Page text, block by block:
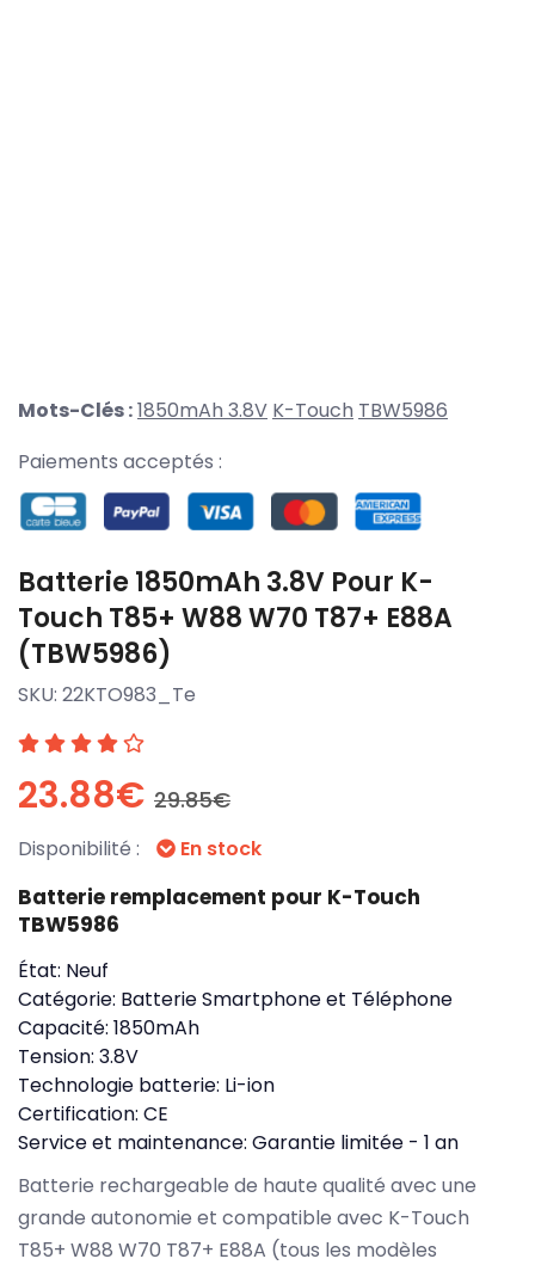
Mots-Clés :1850mAh 3.8V K-Touch TBW5986
Paiements acceptés :
Batterie 1850mAh 3.8V Pour K-
Touch T85+ W88 W70 T87+ E88A
(TBW5986)
SKU: 22KTO983_Te
23.88€ 29.85€
Disponibilité : En stock
Batterie remplacement pour K-Touch
TBW5986
État: Neuf
Catégorie: Batterie Smartphone et Téléphone
Capacité: 1850mAh
Tension: 3.8V
Technologie batterie: Li-ion
Certification: CE
Service et maintenance: Garantie limitée - 1 an
Batterie rechargeable de haute qualité avec une
grande autonomie et compatible avec K-Touch
T85+ W88 W70 T87+ E88A (tous les modèles